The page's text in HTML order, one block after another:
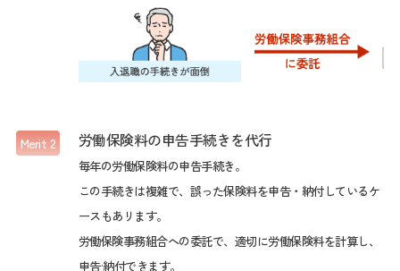
Merit 2 労働保険料の申告手続きを代行
毎年の労働保険料の申告手続き。
この手続きは複雑で、誤った保険料を申告・納付しているケ
ースもあリます。
労働保険事務組合への委託で、適切に労働保険料を計算し、
申告·納付できます。